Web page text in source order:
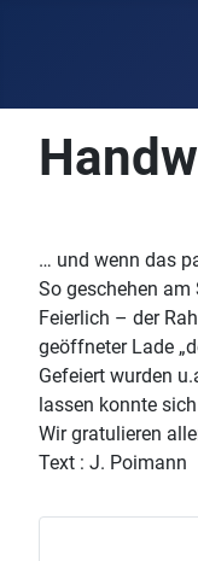
… und wenn das
So geschehen
Feierlich – der
geöffneter Lade
Gefeiert wurden
lassen konnte
Wir gratulieren
Text : J. Poimann